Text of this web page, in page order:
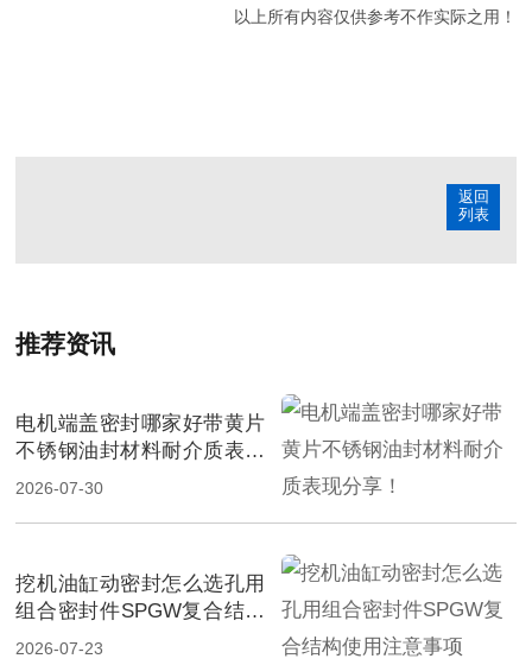
以上所有内容仅供参考不作实际之用！
返回
列表
推荐资讯
电机端盖密封哪家好带黄片
不锈钢油封材料耐介质表现
分享！
2026-07-30
挖机油缸动密封怎么选孔用
组合密封件SPGW复合结构
使用注意事项
2026-07-23